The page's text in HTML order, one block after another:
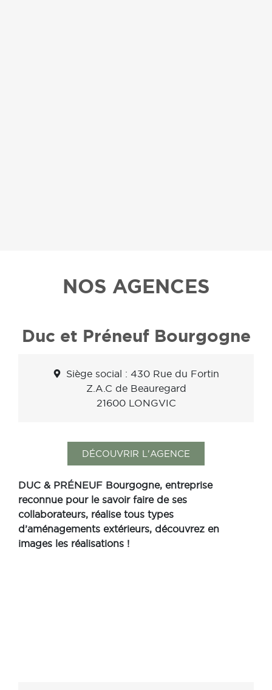
NOS AGENCES
Duc et Préneuf Bourgogne
Siège social : 430 Rue du Fortin
Z.A.C de Beauregard
21600 LONGVIC
DÉCOUVRIR L'AGENCE
DUC & PRÉNEUF Bourgogne, entreprise
reconnue pour le savoir faire de ses
collaborateurs, réalise tous types
d’aménagements extérieurs, découvrez en
images les réalisations !